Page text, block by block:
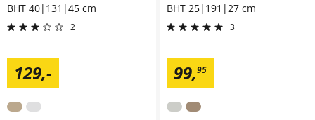
BHT 40|131|45 cm
2
129,-
BHT 25|191|27 cm
3
99,95